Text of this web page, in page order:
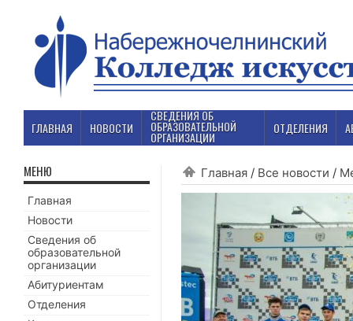
ГЛАВНАЯ НОВОСТИ
СВЕДЕНИЯ ОБ
ОБРАЗОВАТЕЛЬНОЙ
ОРГАНИЗАЦИИ
ОТДЕЛЕНИЯ
Главная / Все новости /
МЕНЮ
Главная
Новости
Сведения об
образовательной
организации
Абитуриентам
Отделения